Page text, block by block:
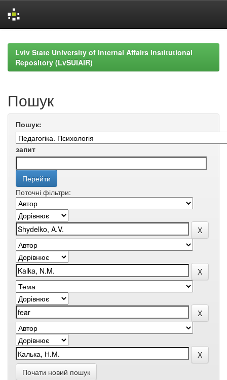
navigationLviv State University of Internal Affairs Institutional
Repository (LvSUIAIR)
Пошук
Пошук:
запит
Поточні фільтри:
Почати новий пошук